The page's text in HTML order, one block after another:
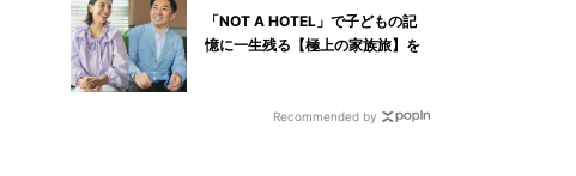
「NOT A HOTEL」で子どもの記
憶に一生残る【極上の家族旅】を
Recommended by